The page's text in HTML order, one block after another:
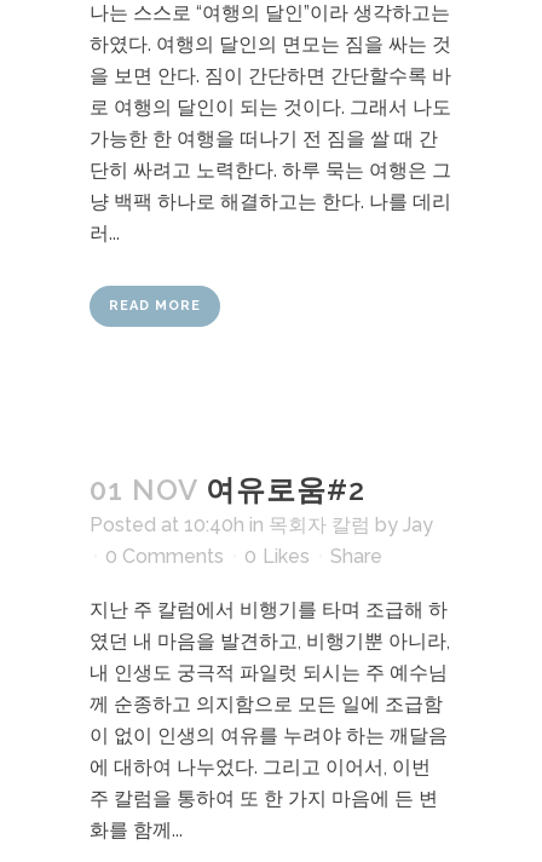
나는 스스로 “여행의 달인”이라 생각하고는
하였다. 여행의 달인의 면모는 짐을 싸는 것
을 보면 안다. 짐이 간단하면 간단할수록 바
로 여행의 달인이 되는 것이다. 그래서 나도
가능한 한 여행을 떠나기 전 짐을 쌀 때 간
단히 싸려고 노력한다. 하루 묵는 여행은 그
냥 백팩 하나로 해결하고는 한다. 나를 데리
러...
READ MORE
01 NOV 여유로움#2
Posted at 10:40h in 목회자 칼럼 by Jay
0 Comments
0 Likes Share
지난 주 칼럼에서 비행기를 타며 조급해 하
였던 내 마음을 발견하고, 비행기뿐 아니라,
내 인생도 궁극적 파일럿 되시는 주 예수님
께 순종하고 의지함으로 모든 일에 조급함
이 없이 인생의 여유를 누려야 하는 깨달음
에 대하여 나누었다. 그리고 이어서, 이번
주 칼럼을 통하여 또 한 가지 마음에 든 변
화를 함께...